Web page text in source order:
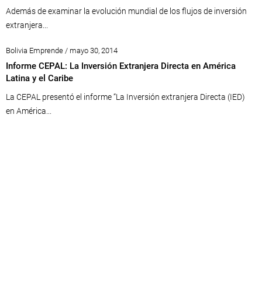
Además de examinar la evolución mundial de los flujos de inversión
extranjera...
Bolivia Emprende / mayo 30, 2014
Informe CEPAL: La Inversión Extranjera Directa en América
Latina y el Caribe
La CEPAL presentó el informe “La Inversión extranjera Directa (IED)
en América...